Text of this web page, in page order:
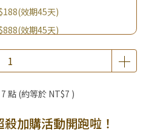
效期45天)
效期45天)
購BIO UP面膜
$19起 加購自然主義嚐鮮試吃
惠價加購好物
啦！
7 點 (約等於 NT$7 )
加購活動開跑啦！